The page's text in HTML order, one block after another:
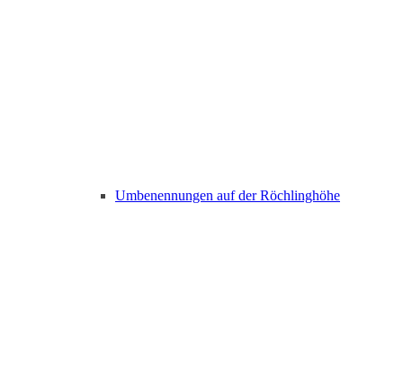
Umbenennungen auf der Röchlinghöhe